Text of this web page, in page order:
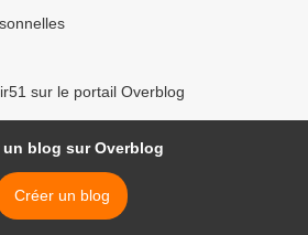
sur le portail Overblog
un blog sur Overblog
Créer un blog